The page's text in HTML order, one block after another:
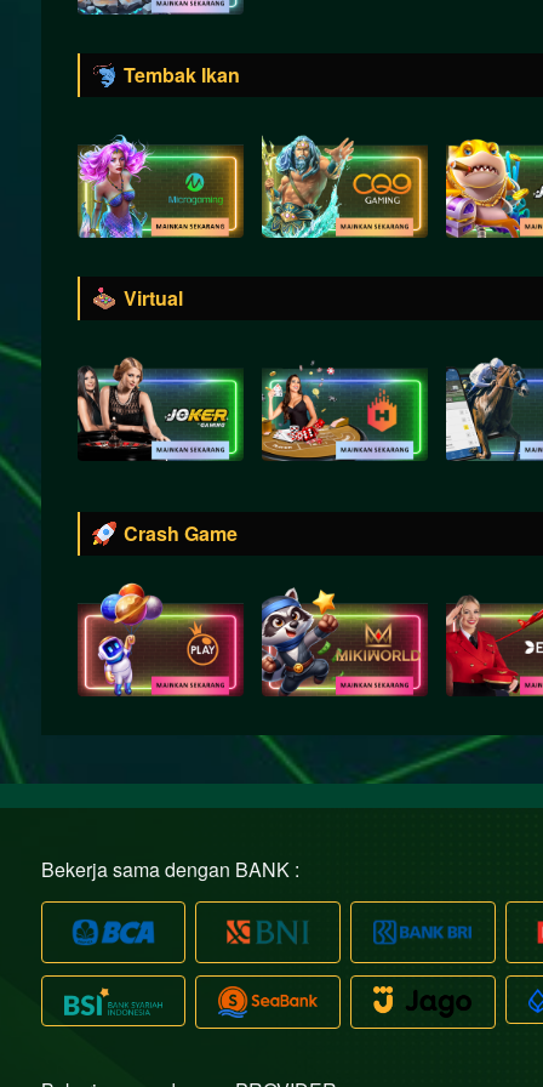
Tembak Ikan
Virtual
Crash Game
Bekerja sama dengan BANK :